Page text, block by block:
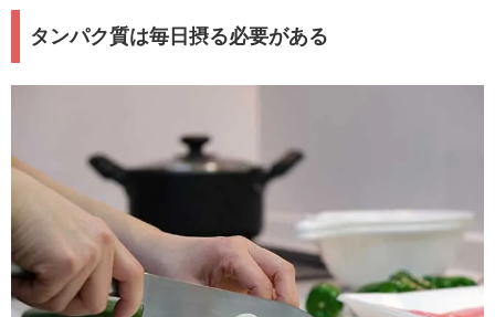
タンパク質は毎日摂る必要がある